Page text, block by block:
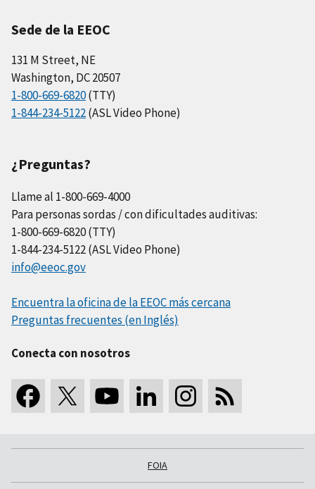
Sede de la EEOC
131 M Street, NE
Washington, DC 20507
1-800-669-6820(TTY)
1-844-234-5122(ASL Video Phone)
¿Preguntas?
Llame al 1-800-669-4000
Para personas sordas / con dificultades auditivas:
1-800-669-6820 (TTY)
1-844-234-5122 (ASL Video Phone)
info@eeoc.gov
Encuentra la oficina de la EEOC más cercana
Preguntas frecuentes (en Inglés)
Conecta con nosotros
FOIA